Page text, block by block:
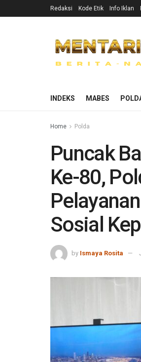
Redaksi Kode Etik Info Iklan
INDEKS MABES
Home Polda
Puncak
Ke-80,
Sosial
by Ismaya Rosita